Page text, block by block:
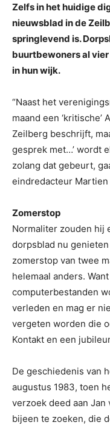
Zelfs in het huidige
nieuwsblad in de
springlevend is.
buurtbewoners al
in hun wijk.
“Naast het
maand een
Zeilberg beschrijft,
gesprek met…’ wordt
zolang dat gebeurt,
eindredacteur Martien
Zomerstop
Normaliter zouden hij
dorpsblad nu
zomerstop van twee
helemaal anders.
computerbestanden
verleden en mag er
vergeten worden die
Kontakt en een
De geschiedenis van
augustus 1983, toen
verzoek deed aan
bijeen te zoeken, die